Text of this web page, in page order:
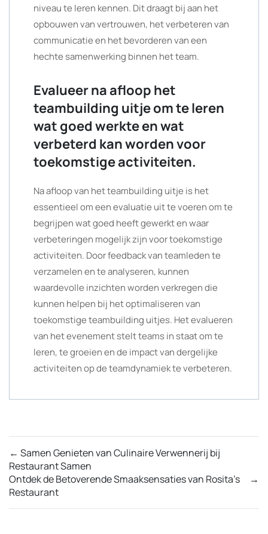
niveau te leren kennen. Dit draagt bij aan het
opbouwen van vertrouwen, het verbeteren van
communicatie en het bevorderen van een
hechte samenwerking binnen het team.
Evalueer na afloop het
teambuilding uitje om te leren
wat goed werkte en wat
verbeterd kan worden voor
toekomstige activiteiten.
Na afloop van het teambuilding uitje is het
essentieel om een evaluatie uit te voeren om te
begrijpen wat goed heeft gewerkt en waar
verbeteringen mogelijk zijn voor toekomstige
activiteiten. Door feedback van teamleden te
verzamelen en te analyseren, kunnen
waardevolle inzichten worden verkregen die
kunnen helpen bij het optimaliseren van
toekomstige teambuilding uitjes. Het evalueren
van het evenement stelt teams in staat om te
leren, te groeien en de impact van dergelijke
activiteiten op de teamdynamiek te verbeteren.
← Samen Genieten van Culinaire Verwennerij bij
Restaurant Samen
→
Ontdek de Betoverende Smaaksensaties van Rosita’s
Restaurant